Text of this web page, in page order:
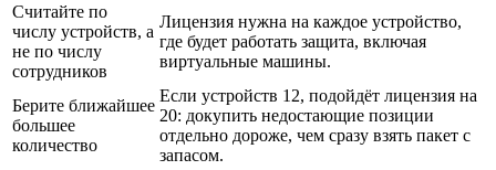
Считайте по
числу устройств, а
не по числу
сотрудников
Лицензия нужна на каждое устройство,
где будет работать защита, включая
виртуальные машины.
Берите ближайшее
большее
количество
Если устройств 12, подойдёт лицензия на
20: докупить недостающие позиции
отдельно дороже, чем сразу взять пакет с
запасом.